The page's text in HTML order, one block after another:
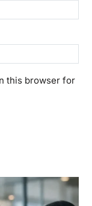
this browser for